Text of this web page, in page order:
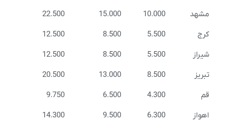
مشهد
10.000
15.000
22.500
کرج
5.500
8.500
12.500
شیراز
5.500
8.500
12.500
تبریز
8.500
13.000
20.500
قم
4.300
6.500
9.750
اهواز
6.300
9.500
14.300